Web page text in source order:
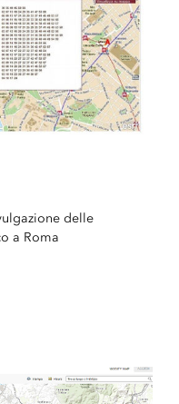
delle
a Roma